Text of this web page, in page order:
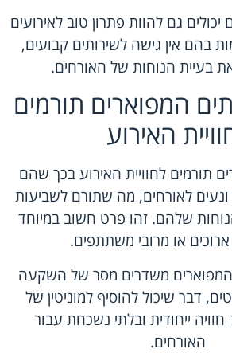
גם להוות פתרון טוב לאירועים
בהם אין גישה לשירותים קבועים,
בעיית הנוחות של האורחים.
המפוארים תורמים
האירוע
תורמים לחוויית האירוע בכך שהם
ונעים לאורחים, מה שתורם לשביעות
שלהם. זהו פרט חשוב במיוחד
ארוכים או מרובי משתתפים.
המפוארים משדרים מסר של השקעה
דבר שיכול להוסיף למוניטין של
חוויה ייחודית ובלתי נשכחת עבור
האורחים.